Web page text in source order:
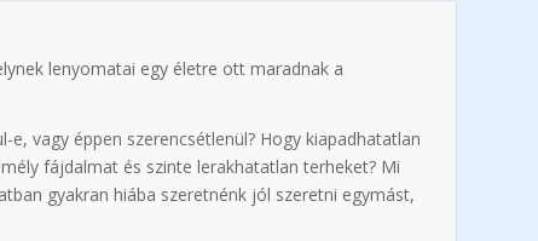
lenyomatai egy életre ott maradnak a
vagy éppen szerencsétlenül? Hogy kiapadhatatlan
fájdalmat és szinte lerakhatatlan terheket? Mi
gyakran hiába szeretnénk jól szeretni egymást,